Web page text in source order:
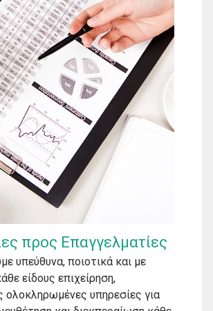
προς Επαγγελματίες
υπεύθυνα, ποιοτικά και με
είδους επιχείρηση,
ολοκληρωμένες υπηρεσίες για